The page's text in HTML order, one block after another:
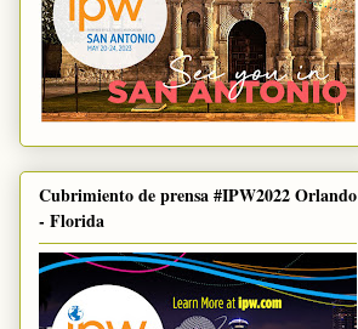
Cubrimiento de prensa #IPW2022 Orlando
- Florida